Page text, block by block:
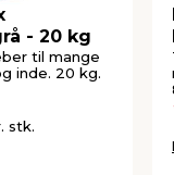
- 20 kg
til mange
inde. 20 kg.
stk.